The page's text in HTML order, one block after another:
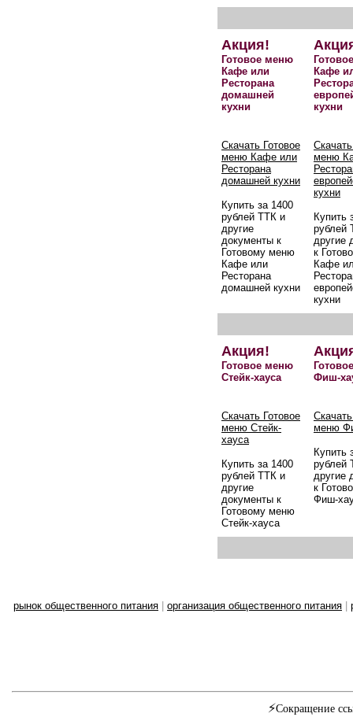
Акция!
Готовое меню
Кафе или
Ресторана
домашней
кухни
Кафе
кухни
Скачать Готовое
меню Кафе или
Ресторана
домашней кухни
Купить за 1400
рублей ТТК и
другие
документы к
Готовому меню
Кафе или
Ресторана
домашней кухни
меню
кухни
Купить
рублей
другие
к
Кафе
кухни
Акция!
Готовое меню
Стейк-хауса
Фиш-
Скачать Готовое
меню Стейк-
хауса
Купить за 1400
рублей ТТК и
другие
документы к
Готовому меню
Стейк-хауса
меню
Купить
рублей
другие
к
Фиш-
рынок общественного питания организация общественного питания
⚡Сокращение